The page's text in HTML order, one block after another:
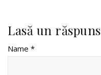
Lasă un răspuns
Name *